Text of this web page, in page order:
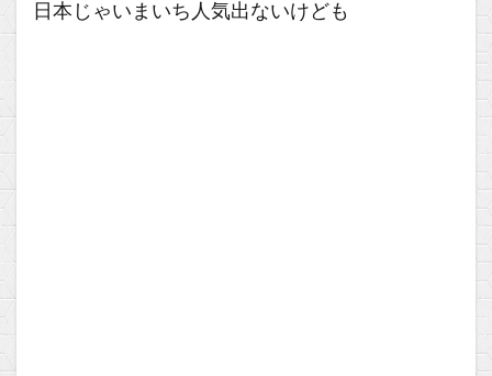
日本じゃいまいち人気出ないけども